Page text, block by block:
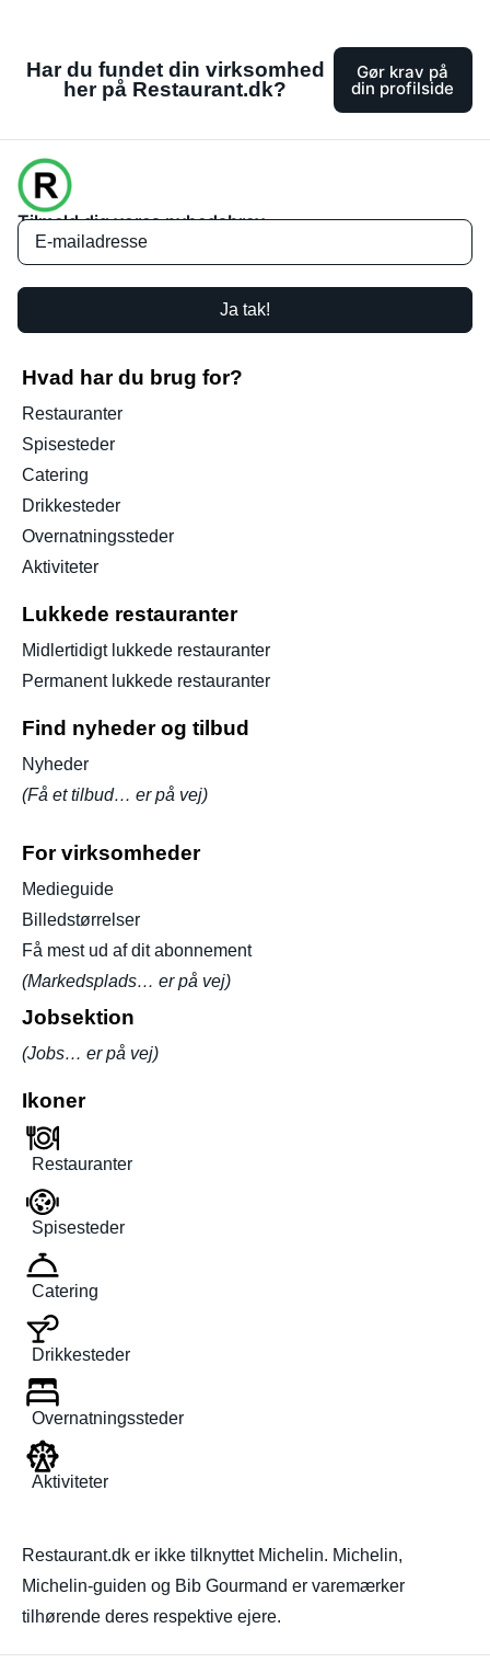
Har du fundet din virksomhed
her på Restaurant.dk?
Gør krav på
din profilside
Tilmeld dig vores nyhedsbrev
Ja tak!
Hvad har du brug for?
Restauranter
Spisesteder
Catering
Drikkesteder
Overnatningssteder
Aktiviteter
Lukkede restauranter
Midlertidigt lukkede restauranter
Permanent lukkede restauranter
Find nyheder og tilbud
Nyheder
(Få et tilbud… er på vej)
For virksomheder
Medieguide
Billedstørrelser
Få mest ud af dit abonnement
(Markedsplads… er på vej)
Jobsektion
(Jobs… er på vej)
Ikoner
Restauranter
Spisesteder
Catering
Drikkesteder
Overnatningssteder
Aktiviteter
Restaurant.dk er ikke tilknyttet Michelin. Michelin,
Michelin-guiden og Bib Gourmand er varemærker
tilhørende deres respektive ejere.